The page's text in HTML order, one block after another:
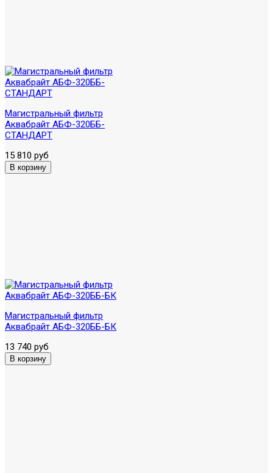
Магистральный фильтр
Аквабрайт АБФ-320ББ-
СТАНДАРТ
15 810 руб
Магистральный фильтр
Аквабрайт АБФ-320ББ-БК
13 740 руб